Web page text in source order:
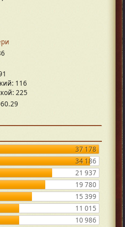
116
225
37 178
34 186
21 937
19 780
15 399
11 015
10 986